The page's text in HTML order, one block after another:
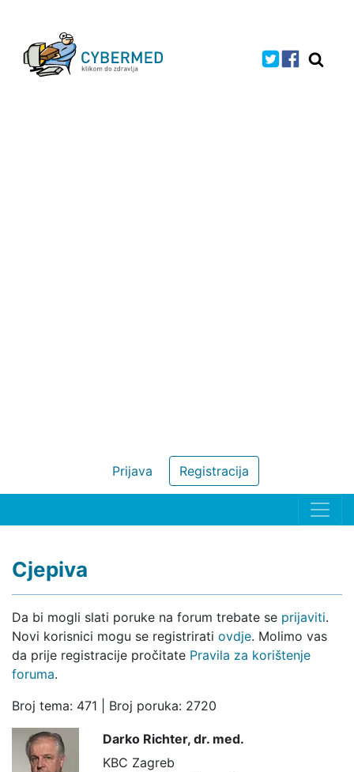
Registracija
Prijava
Cjepiva
Da bi mogli slati poruke na forum trebate se prijaviti.
Novi korisnici mogu se registrirati ovdje. Molimo vas
da prije registracije pročitate Pravila za korištenje
foruma.
Broj tema: 471 | Broj poruka: 2720
Darko Richter, dr. med.
KBC Zagreb